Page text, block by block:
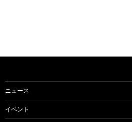
ニュース
イベント